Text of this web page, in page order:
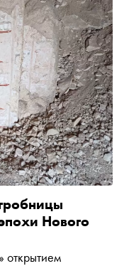
Нового
открытием